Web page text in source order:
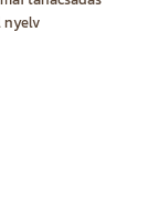
nyelv